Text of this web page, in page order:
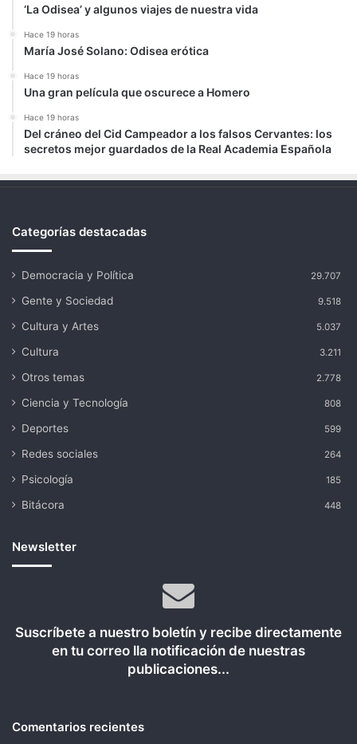
‘La Odisea’ y algunos viajes de nuestra vida
Hace 19 horas
María José Solano: Odisea erótica
Hace 19 horas
Una gran película que oscurece a Homero
Hace 19 horas
Del cráneo del Cid Campeador a los falsos Cervantes: los
secretos mejor guardados de la Real Academia Española
Categorías destacadas
Democracia y Política 29.707
Gente y Sociedad 9.518
Cultura y Artes 5.037
Cultura 3.211
Otros temas 2.778
Ciencia y Tecnología 808
Deportes 599
Redes sociales 264
Psicología 185
Bitácora 448
Newsletter
Suscríbete a nuestro boletín y recibe directamente
en tu correo lla notificación de nuestras
publicaciones...
Comentarios recientes